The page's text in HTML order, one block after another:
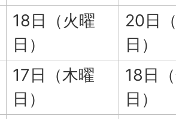
18日（火曜
日）
20日
日）
17日（木曜
日）
18日
日）